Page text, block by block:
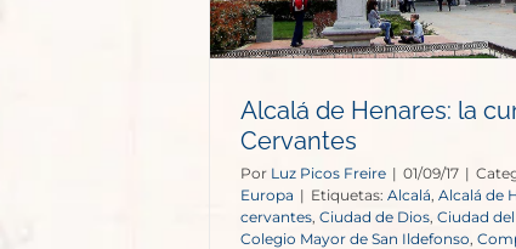
Alcalá de Henares: la
Cervantes
Por Luz Picos Freire | 01/09/17 |
Europa | Etiquetas: Alcalá Alcalá de
cervantes, Ciudad de Dios, Ciudad
Colegio Mayor de San Ildefonso